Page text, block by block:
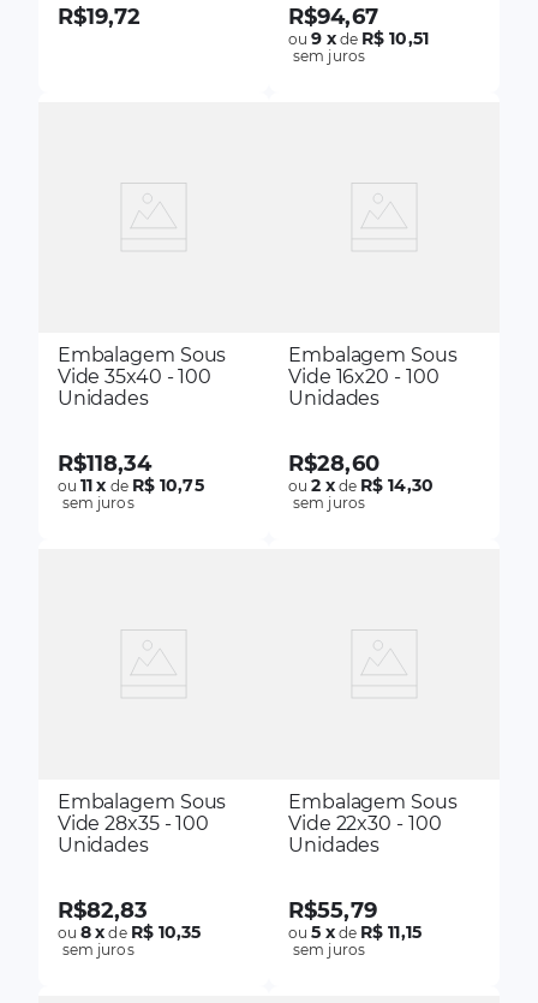
R$19,72 R$94,67
ou9 xde R$ 10,51
sem juros
Embalagem Sous
Vide 35x40 - 100
Unidades
R$118,34
ou11x de R$ 10,75
sem juros
Embalagem Sous
Vide 16x20 - 100
Unidades
R$28,60
ou2 xde R$ 14,30
sem juros
Embalagem Sous
Vide 28x35 - 100
Unidades
R$82,83
ou8x de R$ 10,35
sem juros
Embalagem Sous
Vide 22x30 - 100
Unidades
R$55,79
ou5 xde R$ 11,15
sem juros